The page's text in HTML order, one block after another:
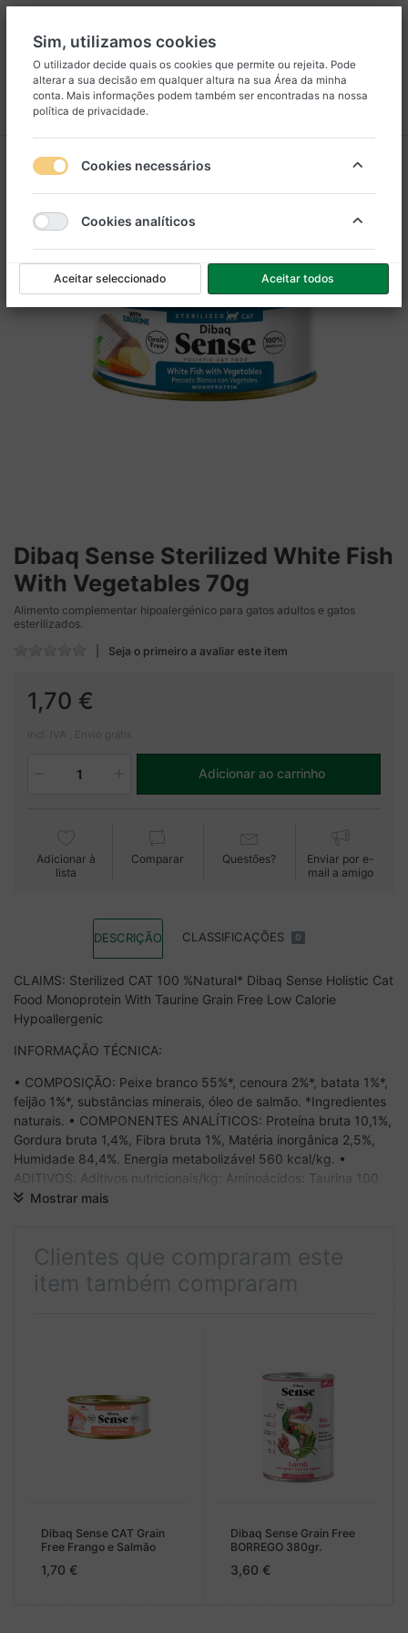
Menu Iniciar sessão
8
Dibaq Sense Sterilized White Fish
With Vegetables 70g
Alimento complementar hipoalergénico para gatos adultos e gatos
esterilizados.
Seja o primeiro a avaliar este item
1,70 €
incl. IVA , Envio grátis
1 Adicionar ao carrinho
Adicionar à
lista
Comparar Questões?
Enviar por e-
mail a amigo
DESCRIÇÃO CLASSIFICAÇÕES 0
CLAIMS: Sterilized CAT 100 %Natural* Dibaq Sense Holistic Cat
Food Monoprotein With Taurine Grain Free Low Calorie
Hypoallergenic
INFORMAÇÃO TÉCNICA:
• COMPOSIÇÃO: Peixe branco 55%*, cenoura 2%*, batata 1%*,
feijão 1%*, substâncias minerais, óleo de salmão. *Ingredientes
naturais. • COMPONENTES ANALÍTICOS: Proteína bruta 10,1%,
Gordura bruta 1,4%, Fibra bruta 1%, Matéria inorgânica 2,5%,
Humidade 84,4%. Energia metabolizável 560 kcal/kg. •
ADITIVOS: Aditivos nutricionais/kg: Aminoácidos: Taurina 100
mg. • MODO DE UTILIZAÇÃO: Conservar num local fresco e
frigorífico e consumir no prazo de 48 horas. Utilizar em
associação com uma alimentação variada e equilibrada.
Número de registo/lote/prazo de validade indicado na parte
Mostrar mais
Clientes que compraram este
item também compraram
Dibaq Sense CAT Grain
Free Frango e Salmão
1,70 €
Dibaq Sense Grain Free
BORREGO 380gr.
3,60 €
Sim, utilizamos cookies
O utilizador decide quais os cookies que permite ou rejeita. Pode
alterar a sua decisão em qualquer altura na sua Área da minha
conta. Mais informações podem também ser encontradas na nossa
política de privacidade.
Cookies necessários
Cookies analíticos
Aceitar seleccionado Aceitar todos